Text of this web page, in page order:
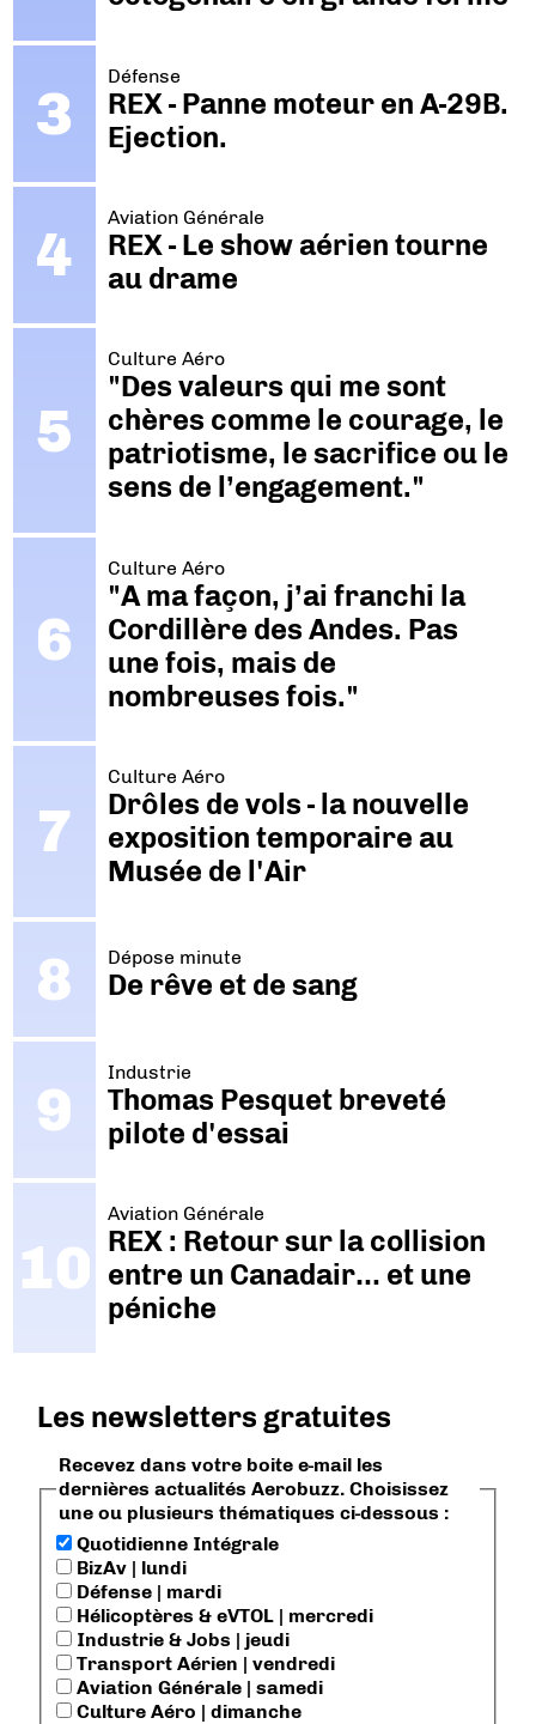
Défense
REX - Panne moteur en A-29B.
Ejection.
Aviation Générale
REX - Le show aérien tourne
au drame
Culture Aéro
"Des valeurs qui me sont
chères comme le courage, le
patriotisme, le sacrifice ou le
sens de l’engagement."
Culture Aéro
"A ma façon, j’ai franchi la
Cordillère des Andes. Pas
une fois, mais de
nombreuses fois."
Culture Aéro
Drôles de vols - la nouvelle
exposition temporaire au
Musée de l'Air
Dépose minute
De rêve et de sang
Industrie
Thomas Pesquet breveté
pilote d'essai
Aviation Générale
REX : Retour sur la collision
entre un Canadair… et une
péniche
Les newsletters gratuites
Recevez dans votre boite e-mail les
dernières actualités Aerobuzz. Choisissez
une ou plusieurs thématiques ci-dessous :
Quotidienne Intégrale
BizAv | lundi
Défense | mardi
Hélicoptères & eVTOL | mercredi
Industrie & Jobs | jeudi
Transport Aérien | vendredi
Aviation Générale | samedi
Culture Aéro | dimanche